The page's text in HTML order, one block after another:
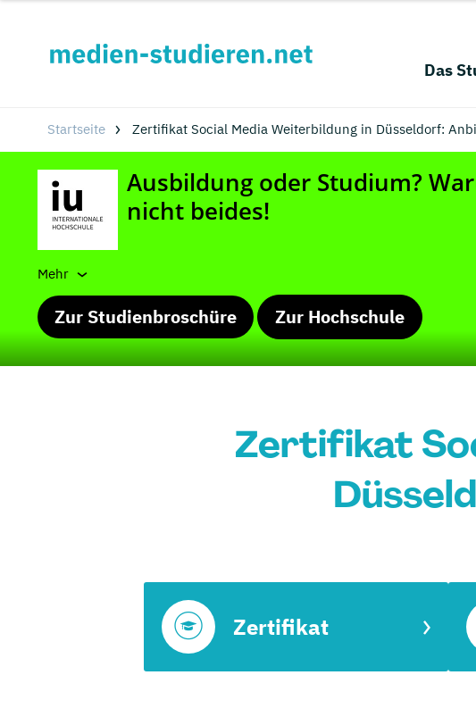
Das
Startseite Zertifikat Social Media Weiterbildung in Düsseldorf:
Mehr
Zur Studienbroschüre Zur Hochschule
Zertifikat
Zertifikat